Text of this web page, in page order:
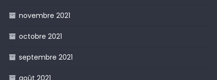
novembre 2021
octobre 2021
septembre 2021
août 2021